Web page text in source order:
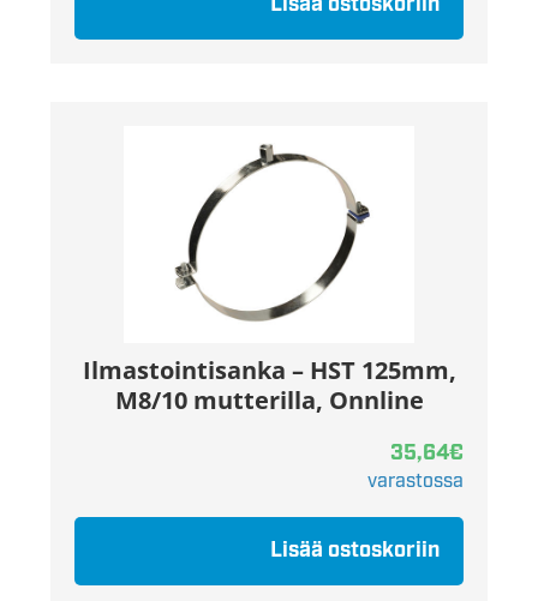
Ilmastointisanka – HST 125mm,
M8/10 mutterilla, Onnline
35,64€
varastossa
Lisää ostoskoriin